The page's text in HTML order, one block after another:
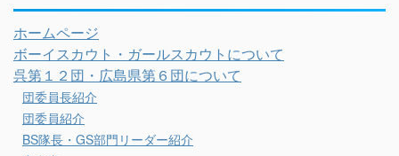
ホームページ
ボーイスカウト・ガールスカウトについて
呉第１２団・広島県第６団について
団委員長紹介
団委員紹介
BS隊長・GS部門リーダー紹介